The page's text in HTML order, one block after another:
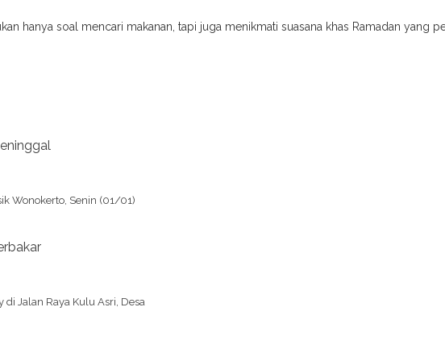
hanya soal mencari makanan, tapi juga menikmati suasana khas Ramadan yang
Wonokerto, Senin (01/01)
di Jalan Raya Kulu Asri, Desa